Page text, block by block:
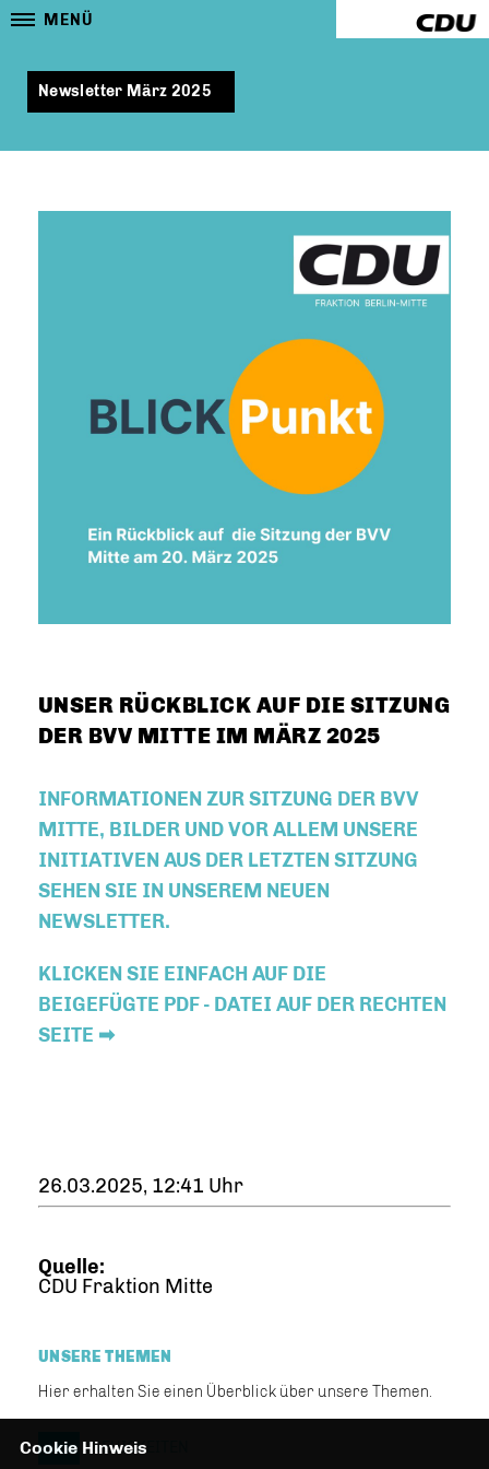
MENÜ
Newsletter März 2025
UNSER RÜCKBLICK AUF DIE SITZUNG
DER BVV MITTE IM MÄRZ 2025
INFORMATIONEN ZUR SITZUNG DER BVV
MITTE, BILDER UND VOR ALLEM UNSERE
INITIATIVEN AUS DER LETZTEN SITZUNG
SEHEN SIE IN UNSEREM NEUEN
NEWSLETTER.
KLICKEN SIE EINFACH AUF DIE
BEIGEFÜGTE PDF - DATEI AUF DER RECHTEN
SEITE ➡
26.03.2025, 12:41 Uhr
Quelle:
CDU Fraktion Mitte
UNSERE THEMEN
Hier erhalten Sie einen Überblick über unsere Themen.
NEUIGKEITEN
Cookie Hinweis